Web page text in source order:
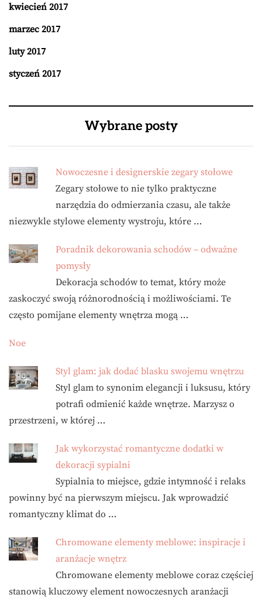
kwiecień 2017
marzec 2017
luty 2017
styczeń 2017
Wybrane posty
Nowoczesne i designerskie zegary stołowe
Zegary stołowe to nie tylko praktyczne
narzędzia do odmierzania czasu, ale także
niezwykle stylowe elementy wystroju, które …
Poradnik dekorowania schodów – odważne
pomysły
Dekoracja schodów to temat, który może
zaskoczyć swoją różnorodnością i możliwościami. Te
często pomijane elementy wnętrza mogą …
Noe
Styl glam: jak dodać blasku swojemu wnętrzu
Styl glam to synonim elegancji i luksusu, który
potrafi odmienić każde wnętrze. Marzysz o
przestrzeni, w której …
Jak wykorzystać romantyczne dodatki w
dekoracji sypialni
Sypialnia to miejsce, gdzie intymność i relaks
powinny być na pierwszym miejscu. Jak wprowadzić
romantyczny klimat do …
Chromowane elementy meblowe: inspiracje i
aranżacje wnętrz
Chromowane elementy meblowe coraz częściej
stanowią kluczowy element nowoczesnych aranżacji